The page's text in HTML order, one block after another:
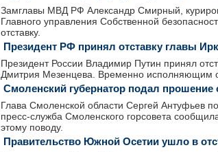
Замглавы МВД РФ Александр Смирный,
Главного управления Собственной
отставку.
Президент РФ принял отставку главы
Президент России Владимир Путин принял
Дмитрия Мезенцева. Временно исполняющим
Смоленский губернатор подал прошение
Глава Смоленской области Сергей Антуфьев
пресс-служба Смоленского горсовета
этому поводу.
Правительство Южной Осетии ушло в